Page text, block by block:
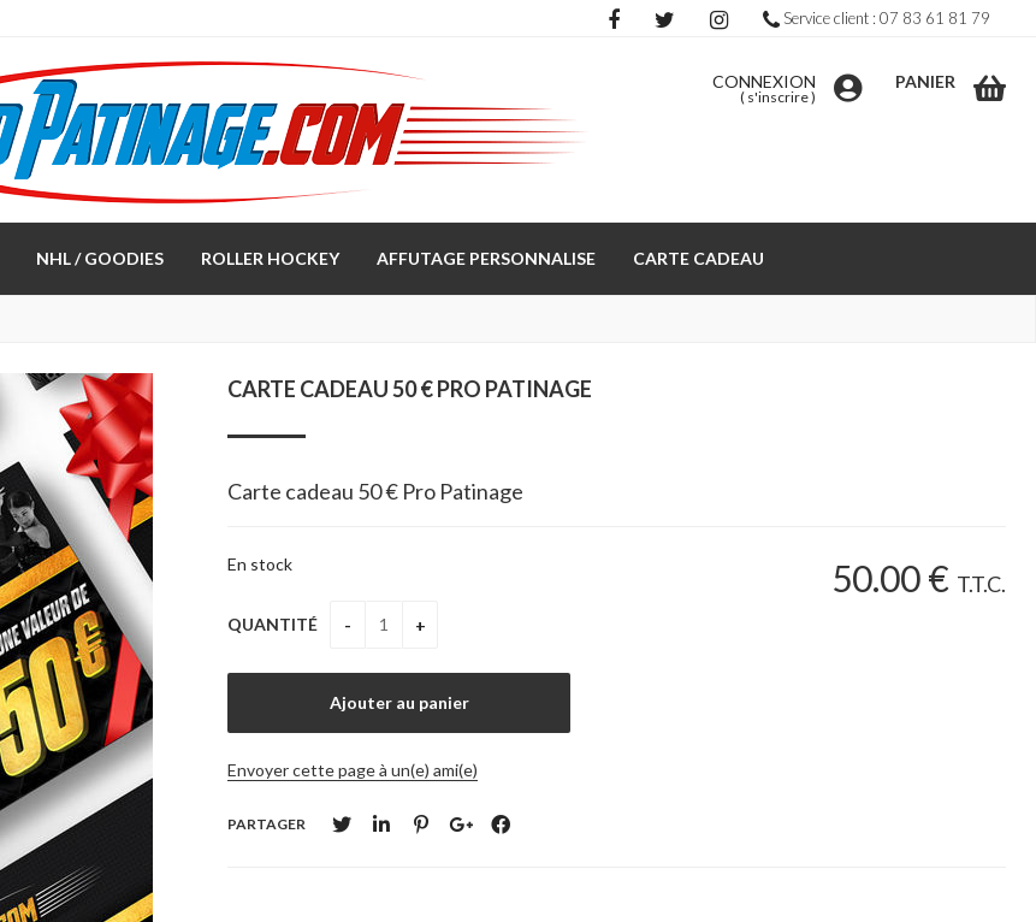
CONNEXION
( s'inscrire)
PANIER
NHL / GOODIES ROLLER HOCKEY AFFUTAGE PERSONNALISE CARTE CADEAU
CARTE CADEAU 50 € PRO PATINAGE
Carte cadeau 50 € Pro Patinage
50.00€ T.T.C.
En stock
QUANTITÉ
Envoyer cette page à un(e) ami(e)
PARTAGER
Service client : 07 83 61 81 79